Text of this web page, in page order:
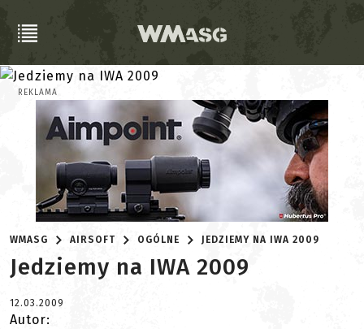
REKLAMA
WMASG AIRSOFT OGÓLNE JEDZIEMY NA IWA 2009
Jedziemy na IWA 2009
12.03.2009
Autor: